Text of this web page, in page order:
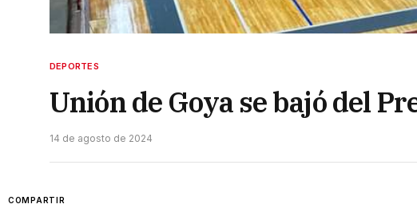
DEPORTES
Unión de Goya se bajó del
14 de agosto de 2024
COMPARTIR